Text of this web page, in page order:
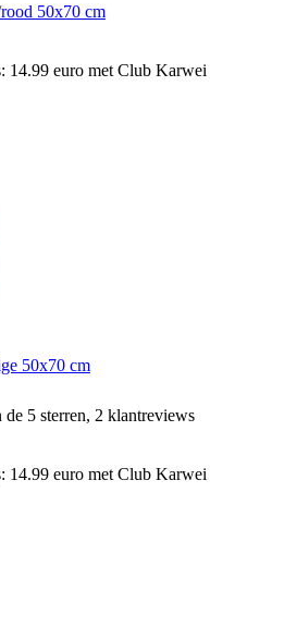
50x70 cm
14.99 euro met Club Karwei
50x70 cm
5 sterren, 2 klantreviews
14.99 euro met Club Karwei